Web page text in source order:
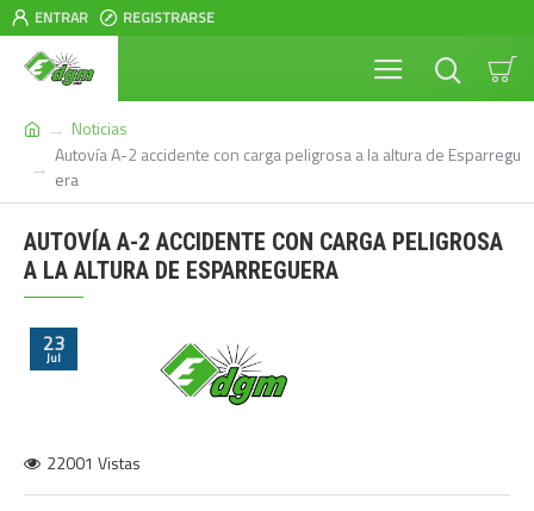
ENTRAR REGISTRARSE
Noticias
Autovía A-2 accidente con carga peligrosa a la altura de Esparregu
era
AUTOVÍA A-2 ACCIDENTE CON CARGA PELIGROSA
A LA ALTURA DE ESPARREGUERA
23
Jul
22001 Vistas